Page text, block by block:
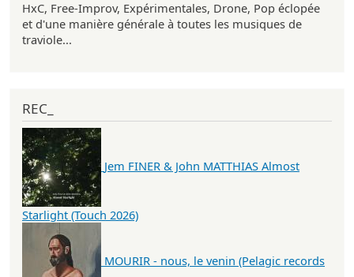
HxC, Free-Improv, Expérimentales, Drone, Pop éclopée
et d'une manière générale à toutes les musiques de
traviole...
REC_
Jem FINER & John MATTHIAS Almost
Starlight (Touch 2026)
MOURIR - nous, le venin (Pelagic records